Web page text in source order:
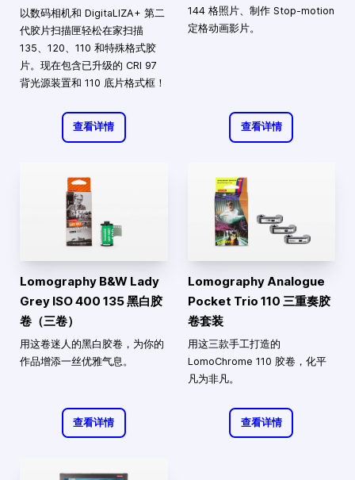
以数码相机和 DigitaLIZA+ 第二
代胶片扫描匣轻松在家扫描
135、120、110 和特殊格式胶
片。现在包含已升级的 CRI 97
背光源装置和 110 底片格式框！
查看详情
144 格照片、制作 Stop-motion
定格动画影片。
查看详情
Lomography B&W Lady
Grey ISO 400 135 黑白胶
卷（三卷）
用这卷迷人的黑白胶卷，为你的
作品增添一丝优雅气息。
查看详情
Lomography Analogue
Pocket Trio 110 三重奏胶
卷套装
用这三款手工打造的
LomoChrome 110 胶卷，化平
凡为非凡。
查看详情